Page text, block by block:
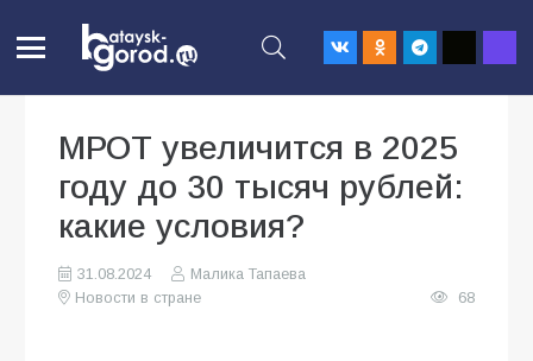
МРОТ увеличится в 2025
году до 30 тысяч рублей:
какие условия?
31.08.2024
Малика Тапаева
Новости в стране
68